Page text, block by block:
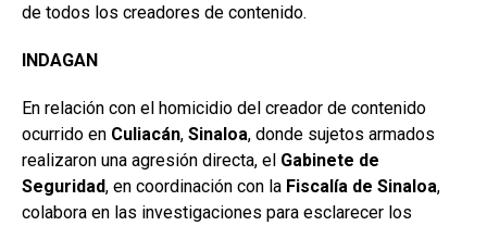
de todos los creadores de contenido.
INDAGAN
En relación con el homicidio del creador de contenido
ocurrido en Culiacán, Sinaloa, donde sujetos armados
realizaron una agresión directa, el Gabinete de
Seguridad, en coordinación con la Fiscalía de Sinaloa,
colabora en las investigaciones para esclarecer los